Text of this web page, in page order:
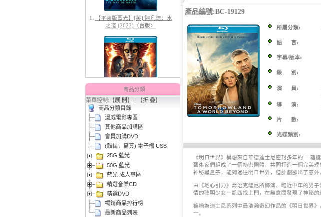
【平裝版藍光】[英] 阿凡達3：火
與燼 (2025)(Atmos 版)〈台版〉
3.【平裝版藍光】[英] 太空超人
(2026)[台版字幕]
商品分類
菜單控制:【展 開】 | 【折 疊】
商品分類目錄
漫威電影專區
其他商品加購區
會員加購DVD
(雜誌，寫真) 電子檔 USB
25G 藍光
50G 藍光
藍光 成人專區
精選音樂CD
精選DVD
暢銷商品排行榜
最新商品列表
產品編號:BC-19129
所屬分類:
語 言:
字幕/版本:
級 別:
演 員:
導 演:
片 數:
光碟類別:
《明日世界》構想來自華德迪士尼塵封多年的 一箱
藝術家們組成了一個祕密團體，共同打造一個完美
神秘黑盒子，能夠通往明日世界，但計劃卻出了意外
由《地心引力》喬治克隆尼所飾演、臨近中年的男
情的聰明少女－凱西找上門，在無意間發現了神秘
被喻為迪士尼系列中最浩瀚奇幻作品的《明日世界
一。